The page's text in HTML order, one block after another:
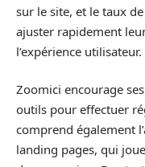
sur le site, et le taux
ajuster rapidement
l’expérience utilisateur.
Zoomici encourage
outils pour effectuer
comprend également
landing pages, qui